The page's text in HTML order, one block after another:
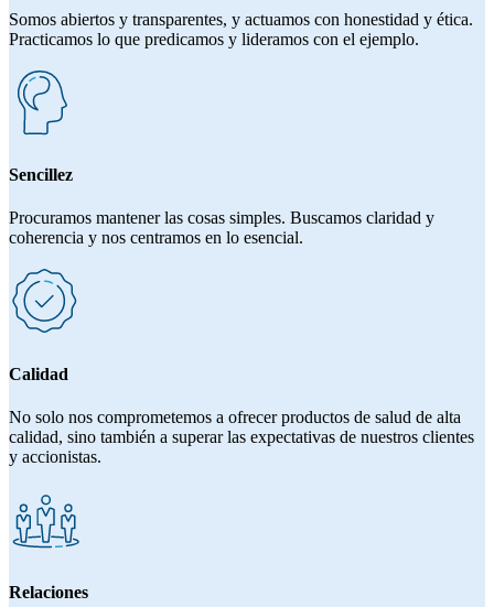
Somos abiertos y transparentes, y actuamos con honestidad y ética.
Practicamos lo que predicamos y lideramos con el ejemplo.
Sencillez
Procuramos mantener las cosas simples. Buscamos claridad y
coherencia y nos centramos en lo esencial.
Calidad
No solo nos comprometemos a ofrecer productos de salud de alta
calidad, sino también a superar las expectativas de nuestros clientes
y accionistas.
Relaciones